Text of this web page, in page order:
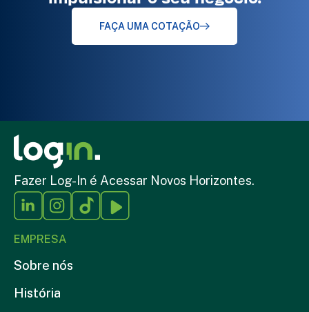
FAÇA UMA COTAÇÃO
Fazer Log-In é Acessar Novos Horizontes.
EMPRESA
Sobre nós
História